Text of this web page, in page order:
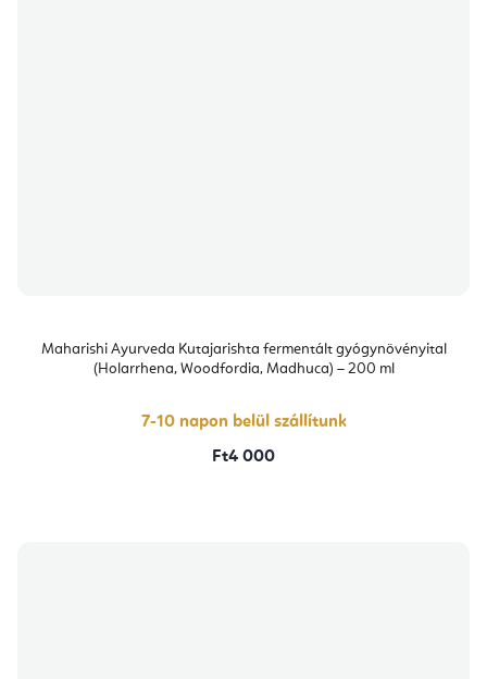
Maharishi Ayurveda Kutajarishta fermentált gyógynövényital
(Holarrhena, Woodfordia, Madhuca) – 200 ml
7-10 napon belül szállítunk
Ft4 000